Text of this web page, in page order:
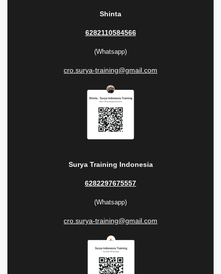
Shinta
6282110584566
(Whatsapp)
cro.surya-training@gmail.com
Surya Training Indonesia
6282297675557
(Whatsapp)
cro.surya-training@gmail.com